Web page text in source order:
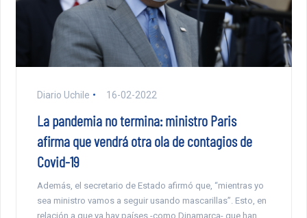
Diario Uchile 16-02-2022
La pandemia no termina: ministro Paris
afirma que vendrá otra ola de contagios de
Covid-19
Además, el secretario de Estado afirmó que, “mientras yo
sea ministro vamos a seguir usando mascarillas”. Esto, en
relación a que ya hay países -como Dinamarca- que han